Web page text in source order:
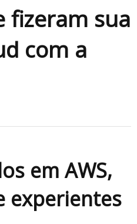
fizeram sua
com a
em AWS,
experientes